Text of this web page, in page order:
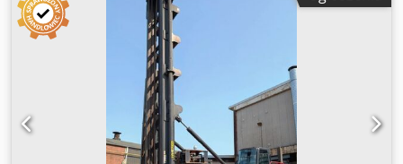
H16XM-12EC od Uniktruck Typ koła – koło napędowe:
pneumatyczne Typ koła – koło skrętne: pneumatyczne
Crjdpfxsyuhuqs Akcef Rozmiar koła – koło napędowe:
14.00x24 Rozmiar koła – koło skrętne: 14.00x24